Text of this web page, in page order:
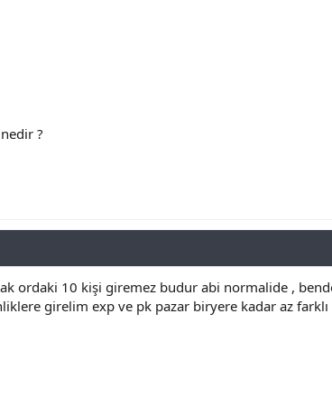
?
ordaki 10 kişi giremez budur abi normalide ,
girelim exp ve pk pazar biryere kadar az